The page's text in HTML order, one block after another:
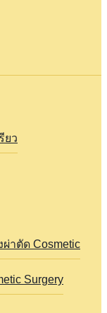
ยว
าตัด Cosmetic
Surgery